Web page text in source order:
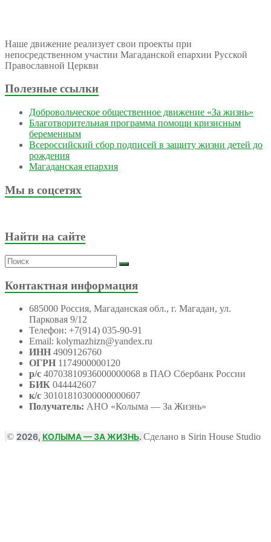
Наше движение реализует свои проекты при
непосредственном участии Магаданской епархии Русской
Православной Церкви
Полезные ссылки
Добровольческое общественное движение «За жизнь»
Благотворительная программа помощи кризисным
беременным
Всероссийский сбор подписей в защиту жизни детей до
рождения
Магаданская епархия
Мы в соцсетях
Найти на сайте
Контактная информация
685000 Россия, Магаданская обл., г. Магадан, ул.
Парковая 9/12
Телефон: +7(914) 035-90-91
Email: kolymazhizn@yandex.ru
ИНН 4909126760
ОГРН 1174900000120
р/с 40703810936000000068 в ПАО Сбербанк России
БИК 044442607
к/с 30101810300000000607
Получатель: АНО «Колыма — За Жизнь»
© 2026, КОЛЫМА — ЗА ЖИЗНЬ. Сделано в Sirin House Studio